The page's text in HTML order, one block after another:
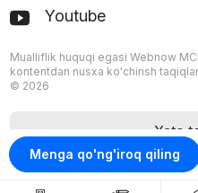
Menga qo'ng'iroq qiling
Youtube
Mualliflik huquqi egasi Webnow
kontentdan nusxa ko'chirish
© 2026
Xato